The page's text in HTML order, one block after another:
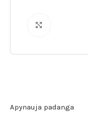
Apynauja padanga